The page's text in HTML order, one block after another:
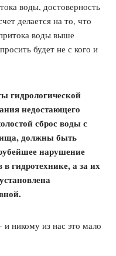
воды, достоверность
делается на то, что
воды выше
будет не с кого и
гидрологической
недостающего
сброс воды с
должны быть
нарушение
гидротехнике, а за их
никому из нас это мало